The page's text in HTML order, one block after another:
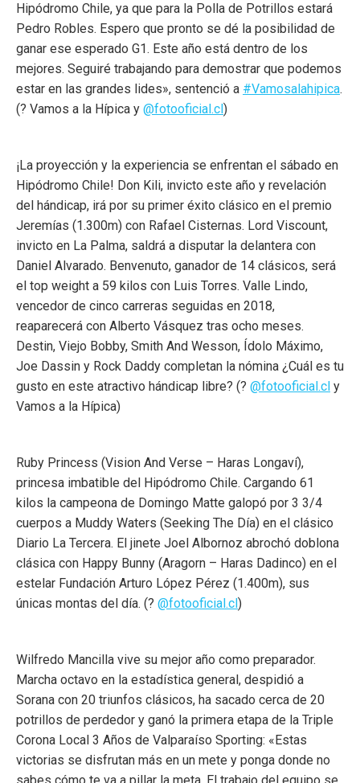
Hipódromo Chile, ya que para la Polla de Potrillos estará
Pedro Robles. Espero que pronto se dé la posibilidad de
ganar ese esperado G1. Este año está dentro de los
mejores. Seguiré trabajando para demostrar que podemos
estar en las grandes lides», sentenció a #Vamosalahipica.
(? Vamos a la Hípica y @fotooficial.cl)
¡La proyección y la experiencia se enfrentan el sábado en
Hipódromo Chile! Don Kili, invicto este año y revelación
del hándicap, irá por su primer éxito clásico en el premio
Jeremías (1.300m) con Rafael Cisternas. Lord Viscount,
invicto en La Palma, saldrá a disputar la delantera con
Daniel Alvarado. Benvenuto, ganador de 14 clásicos, será
el top weight a 59 kilos con Luis Torres. Valle Lindo,
vencedor de cinco carreras seguidas en 2018,
reaparecerá con Alberto Vásquez tras ocho meses.
Destin, Viejo Bobby, Smith And Wesson, Ídolo Máximo,
Joe Dassin y Rock Daddy completan la nómina ¿Cuál es tu
gusto en este atractivo hándicap libre? (? @fotooficial.cl y
Vamos a la Hípica)
Ruby Princess (Vision And Verse – Haras Longaví),
princesa imbatible del Hipódromo Chile. Cargando 61
kilos la campeona de Domingo Matte galopó por 3 3/4
cuerpos a Muddy Waters (Seeking The Día) en el clásico
Diario La Tercera. El jinete Joel Albornoz abrochó doblona
clásica con Happy Bunny (Aragorn – Haras Dadinco) en el
estelar Fundación Arturo López Pérez (1.400m), sus
únicas montas del día. (? @fotooficial.cl)
Wilfredo Mancilla vive su mejor año como preparador.
Marcha octavo en la estadística general, despidió a
Sorana con 20 triunfos clásicos, ha sacado cerca de 20
potrillos de perdedor y ganó la primera etapa de la Triple
Corona Local 3 Años de Valparaíso Sporting: «Estas
victorias se disfrutan más en un mete y ponga donde no